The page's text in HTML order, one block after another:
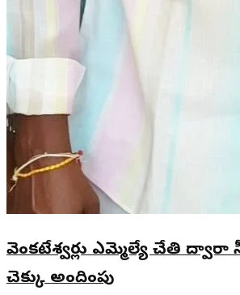
వెంకటేశ్వర్లు ఎమ్మెల్యే చేతి
చెక్కు అందింపు